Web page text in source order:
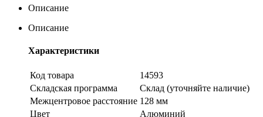
Описание
Описание
Характеристики
Код товара
14593
Складская программа
Склад (уточняйте наличие)
Межцентровое расстояние 128 мм
Цвет
Алюминий